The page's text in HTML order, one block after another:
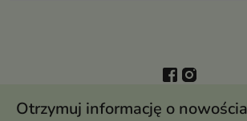
Otrzymuj informację o